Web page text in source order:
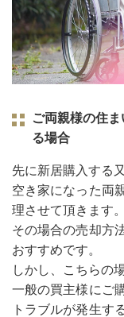
ご両親様の住
る場合
先に新居購入する
空き家になった両
理させて頂きます。
その場合の売却方
おすすめです。
しかし、こちらの
一般の買主様にご
トラブルが発生す